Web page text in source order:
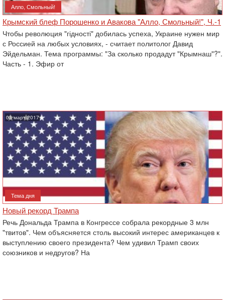
Алло, Смольный!
Крымский блеф Порошенко и Авакова "Алло, Смольный!", Ч.-1
Чтобы революция "гідності" добилась успеха, Украине нужен мир
с Россией на любых условиях, - считает политолог Давид
Эйдельман. Тема программы: "За сколько продадут "Крымнаш"?".
Часть - 1. Эфир от
03 март 2017
Тема дня
Новый рекорд Трампа
Речь Дональда Трампа в Конгрессе собрала рекордные 3 млн
"твитов". Чем объясняется столь высокий интерес американцев к
выступлению своего президента? Чем удивил Трамп своих
союзников и недругов? На